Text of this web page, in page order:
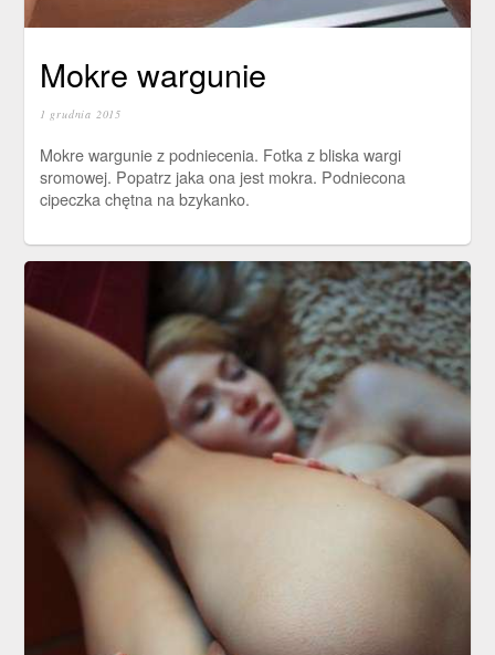
Mokre wargunie
1 grudnia 2015
Mokre wargunie z podniecenia. Fotka z bliska wargi
sromowej. Popatrz jaka ona jest mokra. Podniecona
cipeczka chętna na bzykanko.